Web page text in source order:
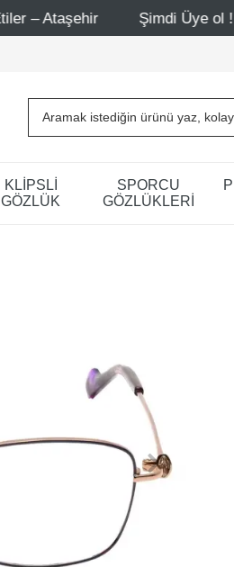
Şimdi Üye ol ! 5000 TL
KLİPSLİ
GÖZLÜK
SPORCU
GÖZLÜKLERİ